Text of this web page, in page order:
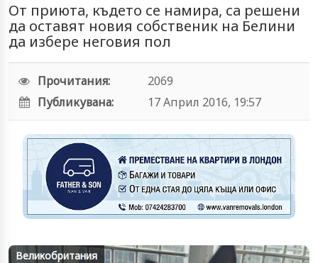
От приюта, където се намира, са решени
да оставят новия собственик на Белини
да избере неговия пол
Прочитания:
2069
Публикувана:
17 Април 2016, 19:57
Великобритания